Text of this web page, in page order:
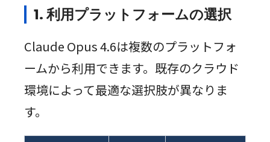
1. 利用プラットフォームの選択
Claude Opus 4.6は複数のプラットフォ
ームから利用できます。既存のクラウド
環境によって最適な選択肢が異なりま
す。